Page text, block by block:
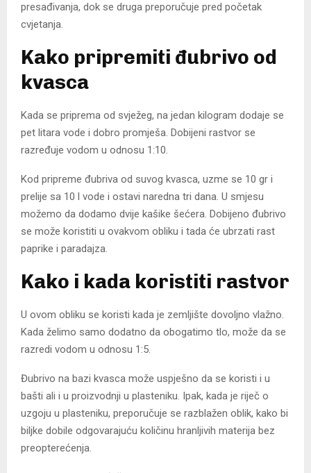
presađivanja, dok se druga preporučuje pred početak
cvjetanja.
Kako pripremiti đubrivo od
kvasca
Kada se priprema od svježeg, na jedan kilogram dodaje se
pet litara vode i dobro promješa. Dobijeni rastvor se
razređuje vodom u odnosu 1:10.
Kod pripreme đubriva od suvog kvasca, uzme se 10 gr i
prelije sa 10 l vode i ostavi naredna tri dana. U smjesu
možemo da dodamo dvije kašike šećera. Dobijeno đubrivo
se može koristiti u ovakvom obliku i tada će ubrzati rast
paprike i paradajza.
Kako i kada koristiti rastvor
U ovom obliku se koristi kada je zemljište dovoljno vlažno.
Kada želimo samo dodatno da obogatimo tlo, može da se
razredi vodom u odnosu 1:5.
Đubrivo na bazi kvasca može uspješno da se koristi i u
bašti ali i u proizvodnji u plasteniku. Ipak, kada je riječ o
uzgoju u plasteniku, preporučuje se razblažen oblik, kako bi
biljke dobile odgovarajuću količinu hranljivih materija bez
preopterećenja.